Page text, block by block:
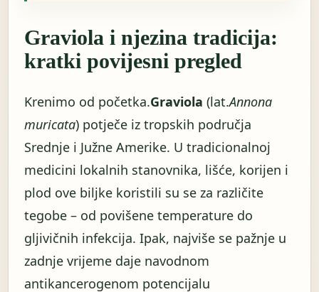
Graviola i njezina tradicija:
kratki povijesni pregled
Krenimo od početka.Graviola (lat.Annona
muricata) potječe iz tropskih područja
Srednje i Južne Amerike. U tradicionalnoj
medicini lokalnih stanovnika, lišće, korijen i
plod ove biljke koristili su se za različite
tegobe – od povišene temperature do
gljivičnih infekcija. Ipak, najviše se pažnje u
zadnje vrijeme daje navodnom
antikancerogenom potencijalu